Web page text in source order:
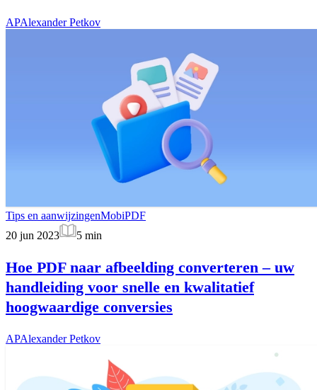
APAlexander Petkov
Tips en aanwijzingenMobiPDF
20 jun 2023
5 min
Hoe PDF naar afbeelding converteren – uw
handleiding voor snelle en kwalitatief
hoogwaardige conversies
APAlexander Petkov